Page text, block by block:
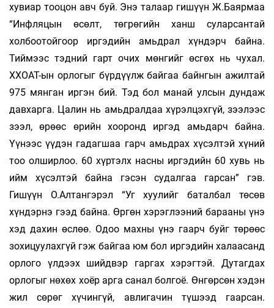
хувиар тооцон авч буй. Энэ талаар гишүүн Ж.Баярмаа
“Инфляцын өсөлт, төгрөгийн ханш суларсантай
холбоотойгоор иргэдийн амьдрал хүндэрч байна.
Тиймээс тэдний гарт очих мөнгийг өсгөх нь чухал.
ХХОАТ-ын орлогыг бүрдүүлж байгаа байнгын ажилтай
975 мянган иргэн бий. Тэд бол манай улсын дундаж
давхарга. Цалин нь амьдралдаа хүрэлцэхгүй, зээлээс
зээл, өрөөс өрийн хооронд иргэд амьдарч байна.
Үүнээс үүдэн гадагшаа гарч амьдрах хүсэлтэй хүний
тоо ол­ширлоо. 60 хүртэлх насны иргэдийн 60 хувь нь
ийм хүсэлтэй байна гэсэн судалгаа гарсан” гэв.
Гишүүн О.Алтангэрэл “Уг хуулийг баталбал төсөв
хүндэрнэ гээд байна. Өргөн хэрэглээний барааны үнэ
хэд дахин өслөө. Одоо махны үнэ гаарч буйг төрөөс
зохицуулахгүй гэж байгаа юм бол иргэдийн халаасанд
орлого үлдээх шийдвэр гаргах хэрэгтэй. Дутагдах
орлогыг нөхөх хоёр арга санал болгоё. Өнгөрсөн хэдэн
жил сөрөг хүчингүй, авлигачин түшээд гаарсан.